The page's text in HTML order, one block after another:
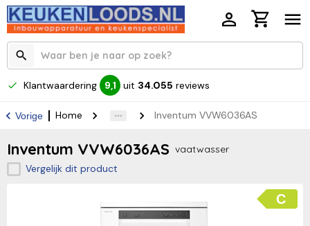
Klantwaardering 9,1 uit 34.055 reviews
Vorige Home Inventum VVW6036AS
Inventum VVW6036AS vaatwasser
Vergelijk dit product
C